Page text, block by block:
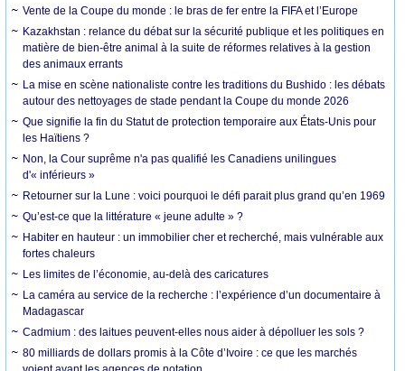
Vente de la Coupe du monde : le bras de fer entre la FIFA et l’Europe
Kazakhstan : relance du débat sur la sécurité publique et les politiques en
matière de bien-être animal à la suite de réformes relatives à la gestion
des animaux errants
La mise en scène nationaliste contre les traditions du Bushido : les débats
autour des nettoyages de stade pendant la Coupe du monde 2026
Que signifie la fin du Statut de protection temporaire aux États-Unis pour
les Haïtiens ?
Non, la Cour suprême n'a pas qualifié les Canadiens unilingues
d'« inférieurs »
Retourner sur la Lune : voici pourquoi le défi parait plus grand qu’en 1969
Qu’est-ce que la littérature « jeune adulte » ?
Habiter en hauteur : un immobilier cher et recherché, mais vulnérable aux
fortes chaleurs
Les limites de l’économie, au-delà des caricatures
La caméra au service de la recherche : l’expérience d’un documentaire à
Madagascar
Cadmium : des laitues peuvent-elles nous aider à dépolluer les sols ?
80 milliards de dollars promis à la Côte d’Ivoire : ce que les marchés